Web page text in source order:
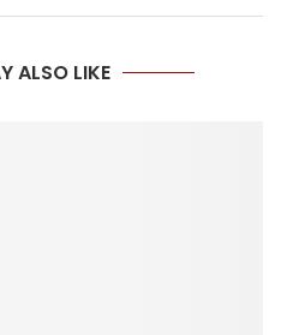
ALSO LIKE